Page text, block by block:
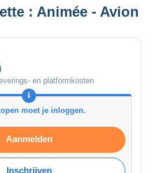
: Animée - Avion
en platformkosten
moet je inloggen.
Aanmelden
Inschrijven